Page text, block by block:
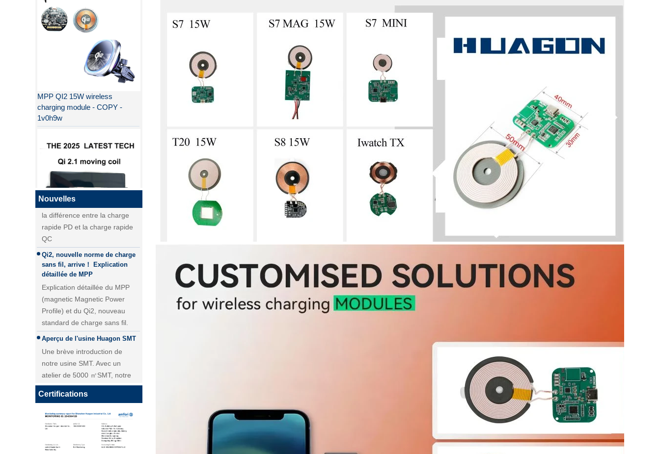
charging module - COPY -
1v0h9w
Module de charge sans fil 25W
QI2 Chargeur sans fil - Copie -
JCJW30
Nouvelles
Pourquoi QI2 est meilleur que
rapide PD et la charge rapide
QC
la différence entre la charge
rapide PD et la charge rapide
QC
Qi2, nouvelle norme de charge
sans fil, arrive！ Explication
détaillée de MPP
Explication détaillée du MPP
(magnetic Magnetic Power
Profile) et du Qi2, nouveau
standard de charge sans fil.
Aperçu de l'usine Huagon SMT
Une brève introduction de
notre usine SMT. Avec un
atelier de 5000 ㎡SMT, notre
livraison quotidienne pour le
module PCBA atteint plus de 40
000 pièces.
Personnalisation du module de
charge sans fil Huagon solution
de charge sans fil unique
Personnalisation du module de
Certifications